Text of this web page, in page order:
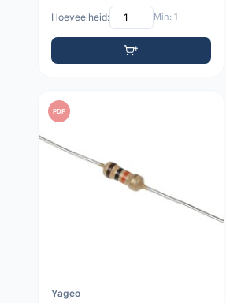
Hoeveelheid: Min: 1
PDF
Yageo